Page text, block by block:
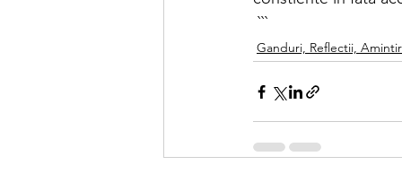
```
Ganduri, Reflectii,